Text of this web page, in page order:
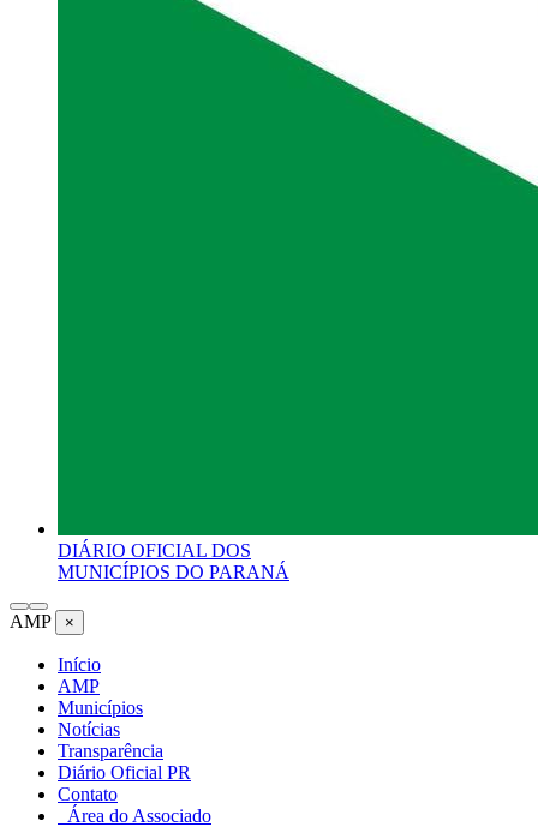
DIÁRIO OFICIAL DOS
MUNICÍPIOS DO PARANÁ
AMP ×
Início
AMP
Municípios
Notícias
Transparência
Diário Oficial PR
Contato
Área do Associado